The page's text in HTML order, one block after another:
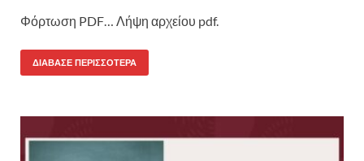
Φόρτωση PDF… Λήψη αρχείου pdf.
ΔΙΆΒΑΣΕ ΠΕΡΙΣΣΌΤΕΡΑ